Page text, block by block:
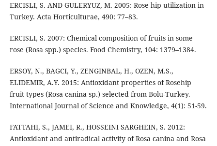
ERCISLI, S. AND GULERYUZ, M. 2005: Rose hip utilization in
Turkey. Acta Horticulturae, 490: 77–83.
ERCISLI, S. 2007: Chemical composition of fruits in some
rose (Rosa spp.) species. Food Chemistry, 104: 1379–1384.
ERSOY, N., BAGCI, Y., ZENGINBAL, H., OZEN, M.S.,
ELIDEMIR, A.Y. 2015: Antioxidant properties of Rosehip
fruit types (Rosa canina sp.) selected from Bolu-Turkey.
International Journal of Science and Knowledge, 4(1): 51-59.
FATTAHI, S., JAMEI, R., HOSSEINI SARGHEIN, S. 2012:
Antioxidant and antiradical activity of Rosa canina and Rosa